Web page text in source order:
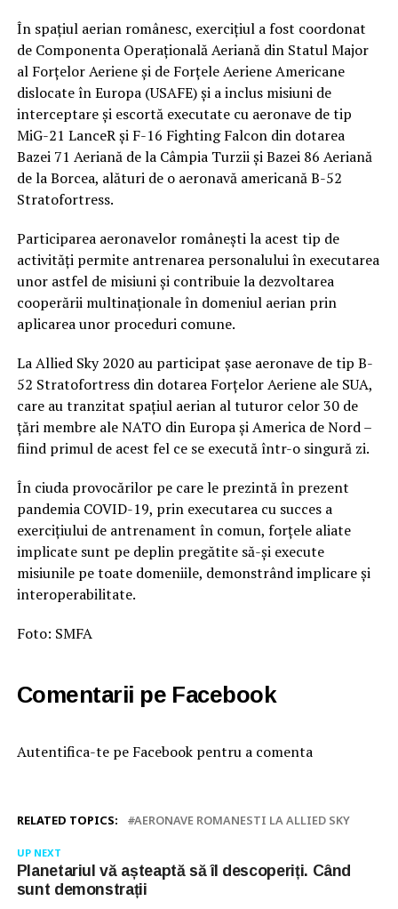
În spațiul aerian românesc, exercițiul a fost coordonat
de Componenta Operațională Aeriană din Statul Major
al Forțelor Aeriene și de Forțele Aeriene Americane
dislocate în Europa (USAFE) și a inclus misiuni de
interceptare și escortă executate cu aeronave de tip
MiG-21 LanceR și F-16 Fighting Falcon din dotarea
Bazei 71 Aeriană de la Câmpia Turzii și Bazei 86 Aeriană
de la Borcea, alături de o aeronavă americană B-52
Stratofortress.
Participarea aeronavelor românești la acest tip de
activități permite antrenarea personalului în executarea
unor astfel de misiuni și contribuie la dezvoltarea
cooperării multinaționale în domeniul aerian prin
aplicarea unor proceduri comune.
La Allied Sky 2020 au participat șase aeronave de tip B-
52 Stratofortress din dotarea Forțelor Aeriene ale SUA,
care au tranzitat spațiul aerian al tuturor celor 30 de
țări membre ale NATO din Europa și America de Nord –
fiind primul de acest fel ce se execută într-o singură zi.
În ciuda provocărilor pe care le prezintă în prezent
pandemia COVID-19, prin executarea cu succes a
exercițiului de antrenament în comun, forțele aliate
implicate sunt pe deplin pregătite să-și execute
misiunile pe toate domeniile, demonstrând implicare și
interoperabilitate.
Foto: SMFA
Comentarii pe Facebook
Autentifica-te pe Facebook pentru a comenta
RELATED TOPICS: AERONAVE ROMANESTI LA ALLIED SKY
UP NEXT
Planetariul vă așteaptă să îl descoperiți. Când
sunt demonstrații